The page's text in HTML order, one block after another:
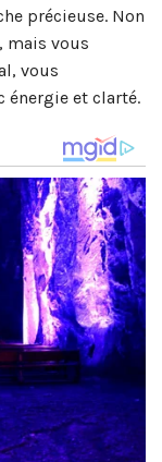
précieuse. Non
mais vous
vous
énergie et clarté.